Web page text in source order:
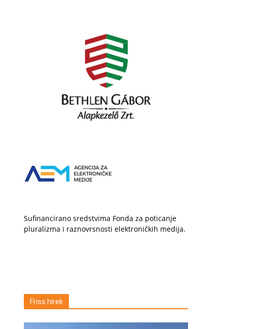
Sufinancirano sredstvima Fonda za poticanje
pluralizma i raznovrsnosti elektroničkih medija.
Friss hírek